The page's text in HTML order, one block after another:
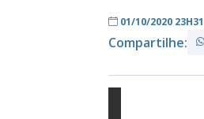
01/10/2020 23H31
Compartilhe: